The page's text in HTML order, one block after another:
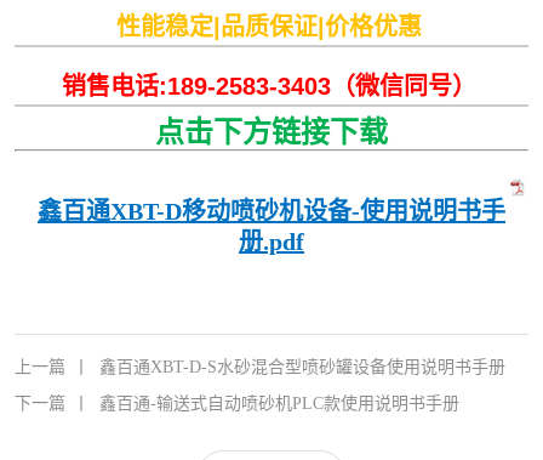
性能稳定|品质保证|价格优惠
销售电话:189-2583-3403（微信同号）
点击下方链接下载
鑫百通XBT-D移动喷砂机设备-使用说明书手
册.pdf
上一篇
鑫百通XBT-D-S水砂混合型喷砂罐设备使用说明书手册
下一篇
鑫百通-输送式自动喷砂机PLC款使用说明书手册